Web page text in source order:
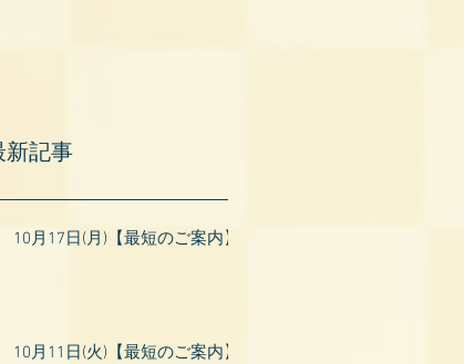
新記事
10月17日(月)【最短のご案内】
10月11日(火)【最短のご案内】